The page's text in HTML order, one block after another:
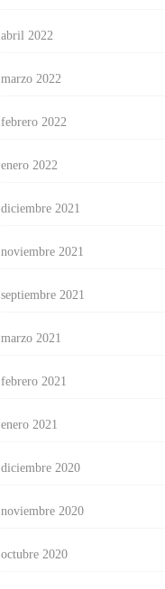
abril 2022
marzo 2022
febrero 2022
enero 2022
diciembre 2021
noviembre 2021
septiembre 2021
marzo 2021
febrero 2021
enero 2021
diciembre 2020
noviembre 2020
octubre 2020